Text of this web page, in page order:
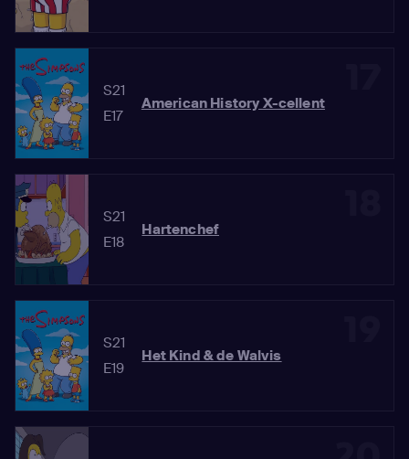
S21
E17
American History X-cellent
S21
E18
Hartenchef
S21
E19
Het Kind & de Walvis